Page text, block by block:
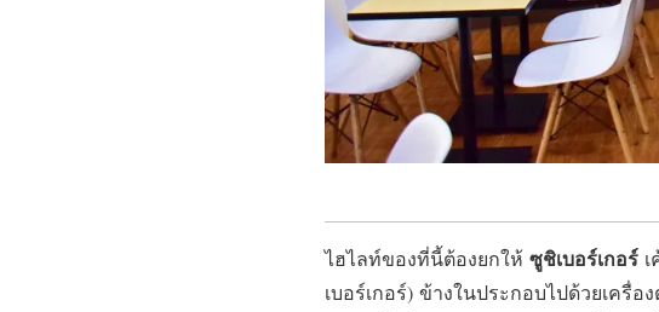
ไฮไลท์ของที่นี้ต้องยกให้ ซูชิเบอร์เกอร์
เบอร์เกอร์) ข้างในประกอบไปด้วยเครื่